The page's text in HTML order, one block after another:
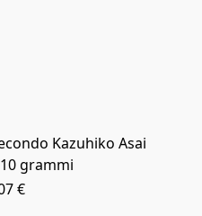
Kazuhiko Asai
grammi
€